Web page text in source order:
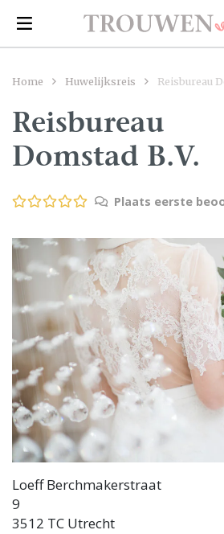
Home Huwelijksreis Reisbureau
Reisbureau
Domstad B.V.
Plaats eerste
Loeff Berchmakerstraat
9
3512 TC Utrecht